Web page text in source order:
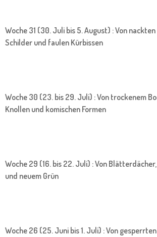
Woche 31 (30. Juli bis 5. August) : Von nackten
Schilder und faulen Kürbissen
Woche 30 (23. bis 29. Juli) : Von trockenem
Knollen und komischen Formen
Woche 29 (16. bis 22. Juli) : Von
und neuem Grün
Woche 26 (25. Juni bis 1. Juli) : Von